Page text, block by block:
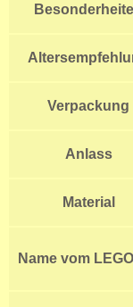
Verpackung
Anlass
Material
Name vom